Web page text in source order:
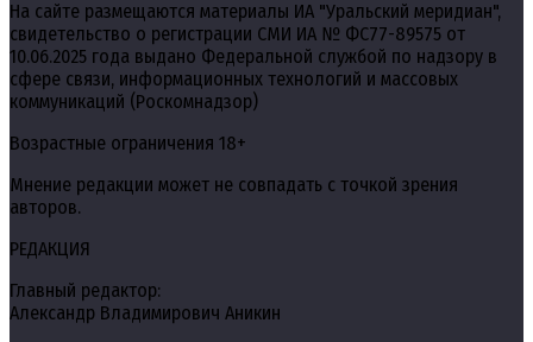
На сайте размещаются материалы ИА "Уральский меридиан",
свидетельство о регистрации СМИ ИА № ФС77-89575 от
10.06.2025 года выдано Федеральной службой по надзору в
сфере связи, информационных технологий и массовых
коммуникаций (Роскомнадзор)
Возрастные ограничения 18+
Мнение редакции может не совпадать с точкой зрения
авторов.
РЕДАКЦИЯ
Главный редактор:
Александр Владимирович Аникин